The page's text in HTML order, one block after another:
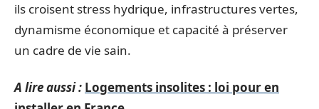
ils croisent stress hydrique, infrastructures vertes,
dynamisme économique et capacité à préserver
un cadre de vie sain.
A lire aussi : Logements insolites : loi pour en